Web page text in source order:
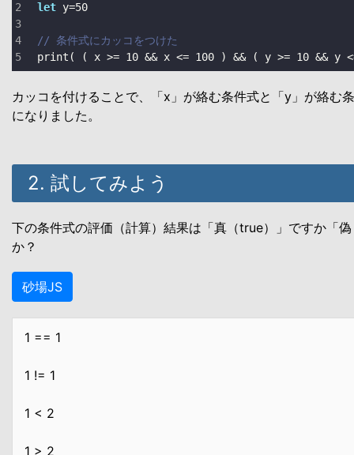
let y=50
// 条件式にカッコをつけた
print ( ( x >= 10 && x <= 100 ) && ( y >= 10 && y
カッコを付けることで、「x」が絡む条件式と「y」が絡む
になりました。
2. 試してみよう
下の条件式の評価（計算）結果は「真（true）」ですか「
か？
砂場JS
1 == 1
1 != 1
1 < 2
1 > 2